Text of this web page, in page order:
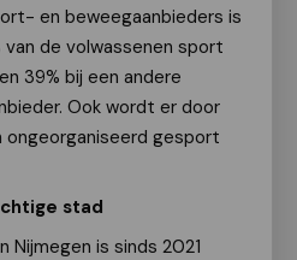
en beweegaanbieders is
de volwassenen sport
39% bij een andere
Ook wordt er door
ongeorganiseerd gesport
stad
Nijmegen is sinds 2021